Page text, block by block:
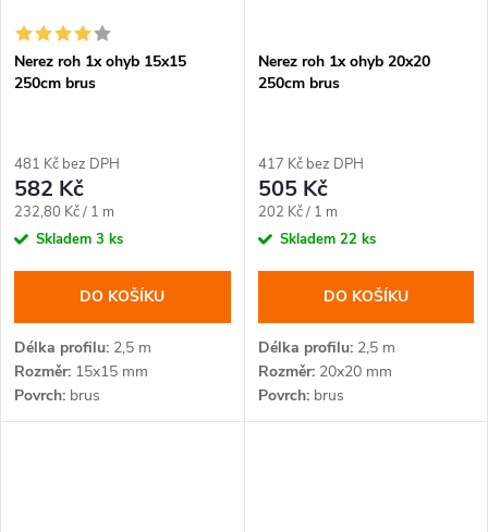
Nerez roh 1x ohyb 15x15
250cm brus
481 Kč bez DPH
582 Kč
Měrná
cena:
232,80 Kč / 1 m
Skladem 3 ks
DO KOŠÍKU
Délka profilu 2,5 m
Rozměr 15x15 mm
Povrch brus
Nerez roh 1x ohyb 20x20
250cm brus
417 Kč bez DPH
505 Kč
Měrná
cena:
202 Kč / 1 m
Skladem 22 ks
DO KOŠÍKU
Délka profilu2,5 m
Rozměr20x20 mm
Povrchbrus